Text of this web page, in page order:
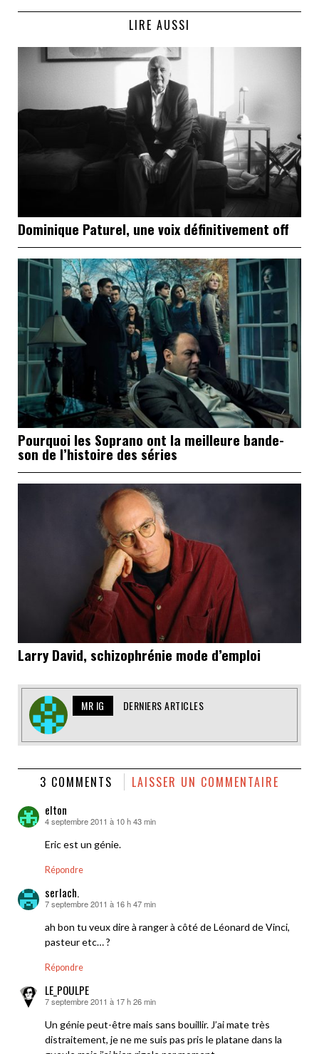
LIRE AUSSI
Dominique Paturel, une voix définitivement off
Pourquoi les Soprano ont la meilleure bande-
son de l’histoire des séries
Larry David, schizophrénie mode d’emploi
MR IG DERNIERS ARTICLES
3 COMMENTS LAISSER UN COMMENTAIRE
elton
dit :
4 septembre 2011 à 10 h 43 min
Eric est un génie.
Répondre
serlach.
dit :
7 septembre 2011 à 16 h 47 min
ah bon tu veux dire à ranger à côté de Léonard de Vinci,
pasteur etc… ?
Répondre
LE_POULPE
dit :
7 septembre 2011 à 17 h 26 min
Un génie peut-être mais sans bouillir. J’ai mate très
distraitement, je ne me suis pas pris le platane dans la